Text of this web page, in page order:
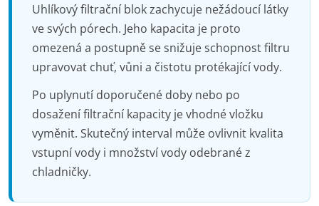
Uhlíkový filtrační blok zachycuje nežádoucí látky
ve svých pórech. Jeho kapacita je proto
omezená a postupně se snižuje schopnost filtru
upravovat chuť, vůni a čistotu protékající vody.
Po uplynutí doporučené doby nebo po
dosažení filtrační kapacity je vhodné vložku
vyměnit. Skutečný interval může ovlivnit kvalita
vstupní vody i množství vody odebrané z
chladničky.